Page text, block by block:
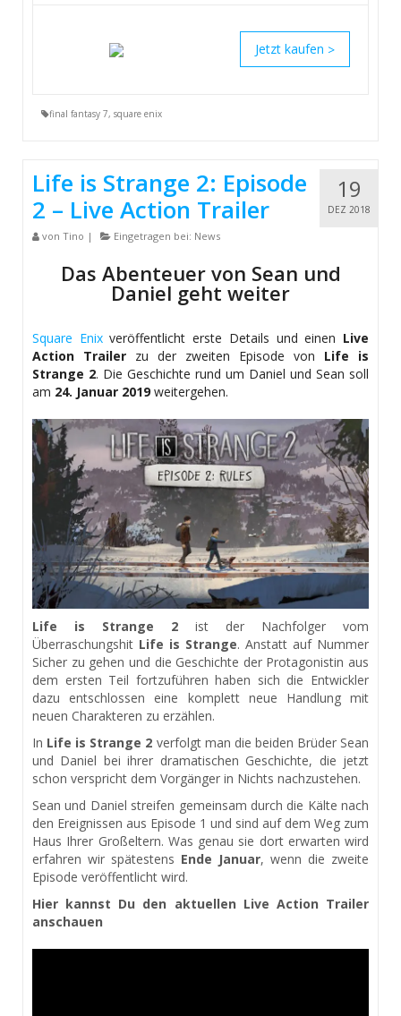
>
final fantasy 7, square enix
19
DEZ 2018
Life is Strange 2: Episode
2 – Live Action Trailer
von Tino | Eingetragen bei: News
Das Abenteuer von Sean und
Daniel geht weiter
Square Enixveröffentlicht erste Details und einen Live
Action Trailer zu der zweiten Episode von Life is
Strange 2. Die Geschichte rund um Daniel und Sean soll
am 24. Januar 2019 weitergehen.
Life is Strange 2 ist der Nachfolger vom
Überraschungshit Life is Strange. Anstatt auf Nummer
Sicher zu gehen und die Geschichte der Protagonistin aus
dem ersten Teil fortzuführen haben sich die Entwickler
dazu entschlossen eine komplett neue Handlung mit
neuen Charakteren zu erzählen.
In Life is Strange 2 verfolgt man die beiden Brüder Sean
und Daniel bei ihrer dramatischen Geschichte, die jetzt
schon verspricht dem Vorgänger in Nichts nachzustehen.
Sean und Daniel streifen gemeinsam durch die Kälte nach
den Ereignissen aus Episode 1 und sind auf dem Weg zum
Haus Ihrer Großeltern. Was genau sie dort erwarten wird
erfahren wir spätestens Ende Januar, wenn die zweite
Episode veröffentlicht wird.
Hier kannst Du den aktuellen Live Action Trailer
anschauen